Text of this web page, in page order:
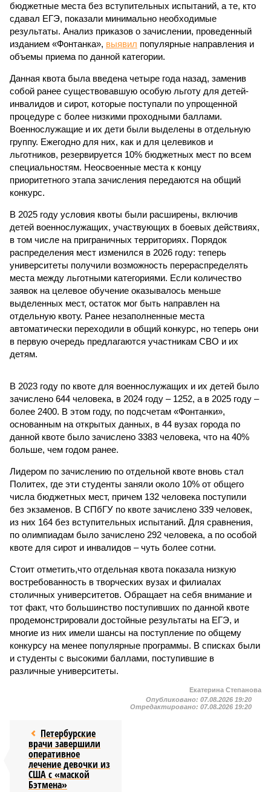
бюджетные места без вступительных испытаний, а те, кто
сдавал ЕГЭ, показали минимально необходимые
результаты. Анализ приказов о зачислении, проведенный
изданием «Фонтанка», выявил популярные направления и
объемы приема по данной категории.
Данная квота была введена четыре года назад, заменив
собой ранее существовавшую особую льготу для детей-
инвалидов и сирот, которые поступали по упрощенной
процедуре с более низкими проходными баллами.
Военнослужащие и их дети были выделены в отдельную
группу. Ежегодно для них, как и для целевиков и
льготников, резервируется 10% бюджетных мест по всем
специальностям. Неосвоенные места к концу
приоритетного этапа зачисления передаются на общий
конкурс.
В 2025 году условия квоты были расширены, включив
детей военнослужащих, участвующих в боевых действиях,
в том числе на приграничных территориях. Порядок
распределения мест изменился в 2026 году: теперь
университеты получили возможность перераспределять
места между льготными категориями. Если количество
заявок на целевое обучение оказывалось меньше
выделенных мест, остаток мог быть направлен на
отдельную квоту. Ранее незаполненные места
автоматически переходили в общий конкурс, но теперь они
в первую очередь предлагаются участникам СВО и их
детям.
В 2023 году по квоте для военнослужащих и их детей было
зачислено 644 человека, в 2024 году – 1252, а в 2025 году –
более 2400. В этом году, по подсчетам «Фонтанки»,
основанным на открытых данных, в 44 вузах города по
данной квоте было зачислено 3383 человека, что на 40%
больше, чем годом ранее.
Лидером по зачислению по отдельной квоте вновь стал
Политех, где эти студенты заняли около 10% от общего
числа бюджетных мест, причем 132 человека поступили
без экзаменов. В СПбГУ по квоте зачислено 339 человек,
из них 164 без вступительных испытаний. Для сравнения,
по олимпиадам было зачислено 292 человека, а по особой
квоте для сирот и инвалидов – чуть более сотни.
Стоит отметить,что отдельная квота показала низкую
востребованность в творческих вузах и филиалах
столичных университетов. Обращает на себя внимание и
тот факт, что большинство поступивших по данной квоте
продемонстрировали достойные результаты на ЕГЭ, и
многие из них имели шансы на поступление по общему
конкурсу на менее популярные программы. В списках были
и студенты с высокими баллами, поступившие в
различные университеты.
Екатерина Степанова
Опубликовано: 07.08.2026 19:20
Отредактировано: 07.08.2026 19:20
Петербурские
врачи завершили
оперативное
лечение девочки из
США с «маской
Бэтмена»